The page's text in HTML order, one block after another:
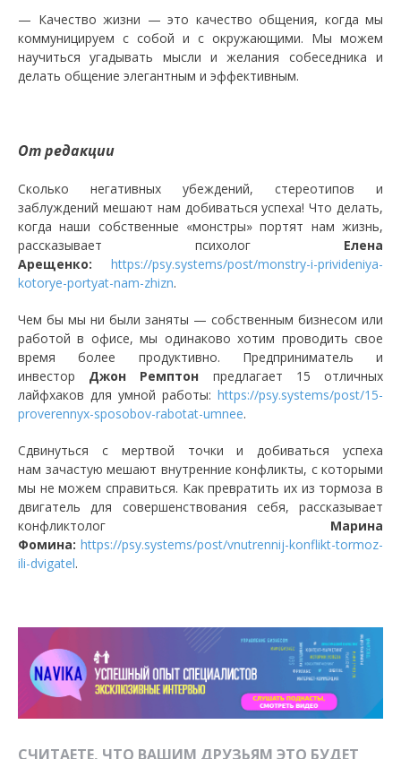
— Качество жизни — это качество общения, когда мы
коммуницируем с собой и с окружающими. Мы можем
научиться угадывать мысли и желания собеседника и
делать общение элегантным и эффективным.
От редакции
Сколько негативных убеждений, стереотипов и
заблуждений мешают нам добиваться успеха! Что делать,
когда наши собственные «монстры» портят нам жизнь,
рассказывает психолог Елена
Арещенко:
https://psy.systems/post/monstry-i-privideniya-
kotorye-portyat-nam-zhizn.
Чем бы мы ни были заняты — собственным бизнесом или
работой в офисе, мы одинаково хотим проводить свое
время более продуктивно. Предприниматель и
инвестор Джон Ремптон предлагает 15 отличных
лайфхаков для умной работы: https://psy.systems/post/15-
proverennyx-sposobov-rabotat-umnee.
Сдвинуться с мертвой точки и добиваться успеха
нам зачастую мешают внутренние конфликты, с которыми
мы не можем справиться. Как превратить их из тормоза в
двигатель для совершенствования себя, рассказывает
конфликтолог Марина
Фомина: https://psy.systems/post/vnutrennij-konflikt-tormoz-
ili-dvigatel.
СЧИТАЕТЕ, ЧТО ВАШИМ ДРУЗЬЯМ ЭТО БУДЕТ